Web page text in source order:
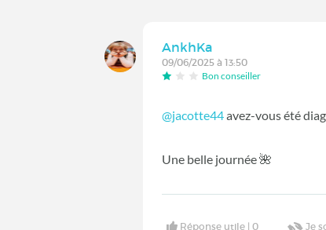
AnkhKa
09/06/2025 à 13:50
Bon conseiller
@jacotte44avez-vous été
Une belle journée 🌺
Réponse utile |0 Je